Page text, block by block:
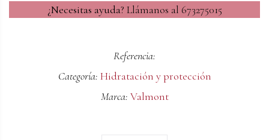
¿Necesitas ayuda? Llámanos al 673275015
Referencia:
Categoría: Hidratación y protección
Marca: Valmont